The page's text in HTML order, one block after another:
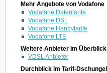
Mehr Angebote von Vodafone
Vodafone Datentarife
Vodafone DSL
Vodafone Handytarife
Vodafone LTE
Weitere Anbieter im Überblick
VDSL Anbieter
Durchblick im Tarif-Dschungel